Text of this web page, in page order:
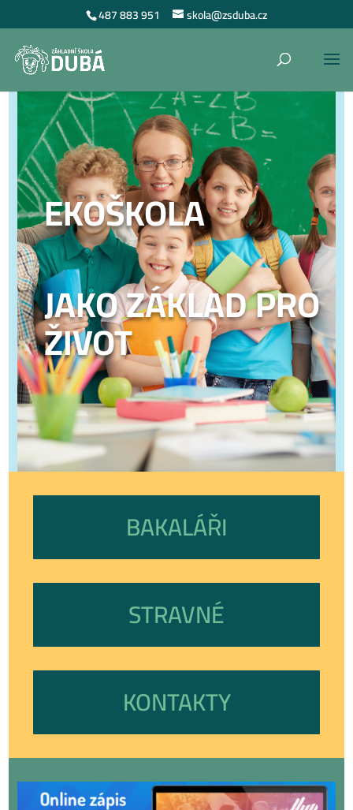
487 883 951 skola@zsduba.cz
EKOŠKOLA
JAKO ZÁKLAD PRO
ŽIVOT
BAKALÁŘI
STRAVNÉ
KONTAKTY